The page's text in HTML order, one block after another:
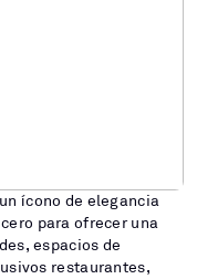
ícono de elegancia
para ofrecer una
espacios de
restaurantes,